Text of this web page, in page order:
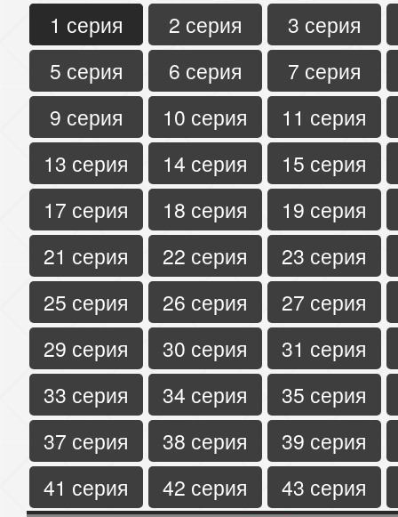
1 серия 2 серия
3 серия
5 серия
6 серия
7 серия
9 серия
10 серия
11 серия
13 серия
14 серия
15 серия
17 серия
18 серия
19 серия
21 серия
22 серия
23 серия
25 серия
26 серия
27 серия
29 серия
30 серия
31 серия
33 серия
34 серия
35 серия
37 серия
38 серия
39 серия
41 серия
42 серия
43 серия